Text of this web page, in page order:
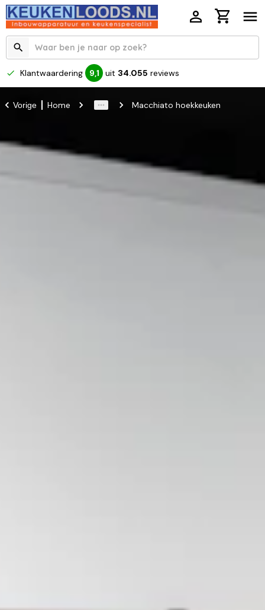
Klantwaardering 9,1 uit 34.055 reviews
Vorige Home Macchiato hoekkeuken